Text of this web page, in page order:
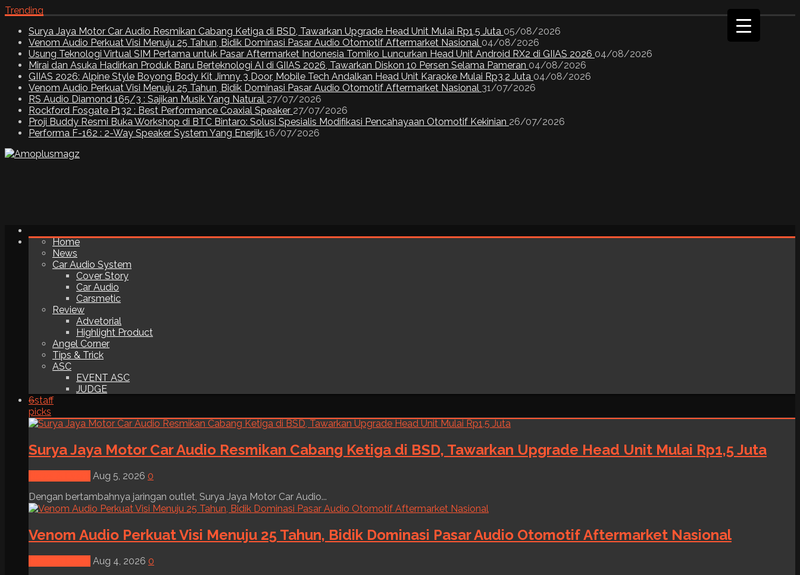
Trending
Surya Jaya Motor Car Audio Resmikan Cabang Ketiga di BSD, Tawarkan Upgrade Head Unit Mulai Rp1,5 Juta 05/08/2026
Venom Audio Perkuat Visi Menuju 25 Tahun, Bidik Dominasi Pasar Audio Otomotif Aftermarket Nasional 04/08/2026
Usung Teknologi Virtual SIM Pertama untuk Pasar Aftermarket Indonesia Tomiko Luncurkan Head Unit Android RX2 di GIIAS 2026 04/08/2026
Mirai dan Asuka Hadirkan Produk Baru Berteknologi AI di GIIAS 2026, Tawarkan Diskon 10 Persen Selama Pameran 04/08/2026
GIIAS 2026: Alpine Style Boyong Body Kit Jimny 3 Door, Mobile Tech Andalkan Head Unit Karaoke Mulai Rp3,2 Juta 04/08/2026
Venom Audio Perkuat Visi Menuju 25 Tahun, Bidik Dominasi Pasar Audio Otomotif Aftermarket Nasional 31/07/2026
RS Audio Diamond 165/3 : Sajikan Musik Yang Natural 27/07/2026
Rockford Fosgate P132 : Best Performance Coaxial Speaker 27/07/2026
Proji Buddy Resmi Buka Workshop di BTC Bintaro: Solusi Spesialis Modifikasi Pencahayaan Otomotif Kekinian 26/07/2026
Performa F-162 : 2-Way Speaker System Yang Enerjik 16/07/2026
Home
News
Car Audio System
Cover Story
Car Audio
Carsmetic
Review
Advetorial
Highlight Product
Angel Corner
Tips & Trick
ASC
EVENT ASC
JUDGE
6staff
picks
Surya Jaya Motor Car Audio Resmikan Cabang Ketiga di BSD, Tawarkan Upgrade Head Unit Mulai Rp1,5 Juta
Aug 5, 2026 0
Dengan bertambahnya jaringan outlet, Surya Jaya Motor Car Audio...
Venom Audio Perkuat Visi Menuju 25 Tahun, Bidik Dominasi Pasar Audio Otomotif Aftermarket Nasional
Aug 4, 2026 0